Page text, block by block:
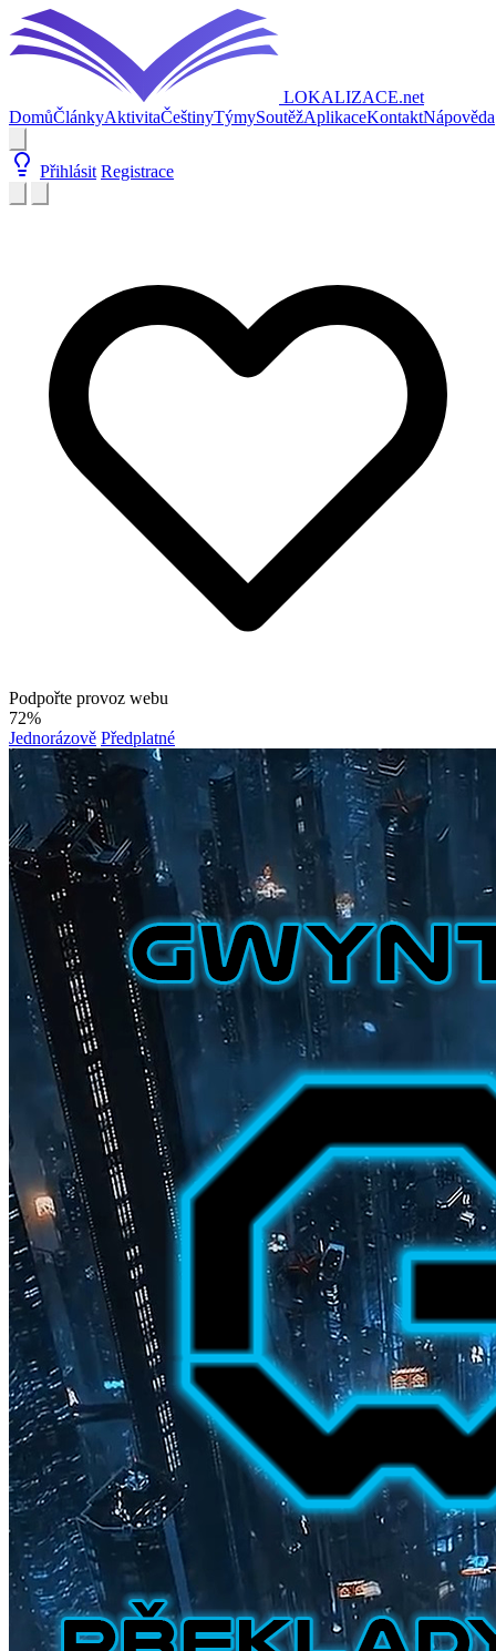
LOKALIZACE.net
DomůČlánkyAktivitaČeštinyTýmySoutěžAplikaceKontaktNápověda
Přihlásit Registrace
Podpořte provoz webu
72%
Jednorázově Předplatné